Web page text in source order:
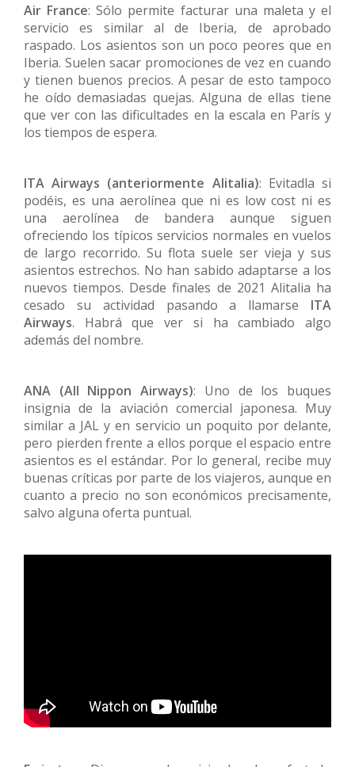
Air France: Sólo permite facturar una maleta y el
servicio es similar al de Iberia, de aprobado
raspado. Los asientos son un poco peores que en
Iberia. Suelen sacar promociones de vez en cuando
y tienen buenos precios. A pesar de esto tampoco
he oído demasiadas quejas. Alguna de ellas tiene
que ver con las dificultades en la escala en París y
los tiempos de espera.
ITA Airways (anteriormente Alitalia): Evitadla si
podéis, es una aerolínea que ni es low cost ni es
una aerolínea de bandera aunque siguen
ofreciendo los típicos servicios normales en vuelos
de largo recorrido. Su flota suele ser vieja y sus
asientos estrechos. No han sabido adaptarse a los
nuevos tiempos. Desde finales de 2021 Alitalia ha
cesado su actividad pasando a llamarse ITA
Airways. Habrá que ver si ha cambiado algo
además del nombre.
ANA (All Nippon Airways): Uno de los buques
insignia de la aviación comercial japonesa. Muy
similar a JAL y en servicio un poquito por delante,
pero pierden frente a ellos porque el espacio entre
asientos es el estándar. Por lo general, recibe muy
buenas críticas por parte de los viajeros, aunque en
cuanto a precio no son económicos precisamente,
salvo alguna oferta puntual.